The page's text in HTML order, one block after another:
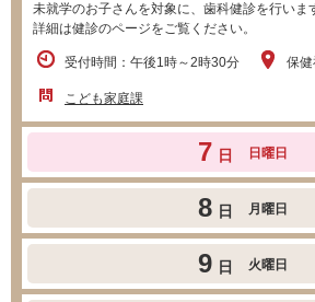
未就学のお子さんを対象に、歯科健診を行いま
詳細は健診のページをご覧ください。
受付時間：午後1時～2時30分 保
こども家庭課
7 日 日曜日
8 日 月曜日
9 日 火曜日